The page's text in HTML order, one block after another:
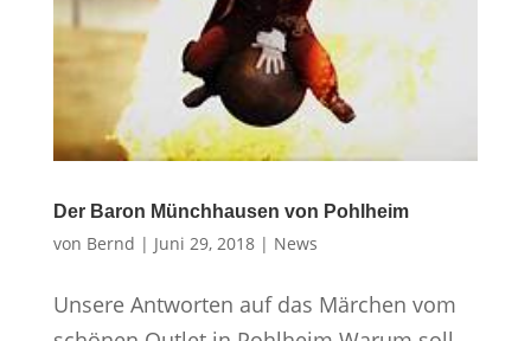
Der Baron Münchhausen von Pohlheim
von Bernd | Juni 29, 2018| News
Unsere Antworten auf das Märchen vom